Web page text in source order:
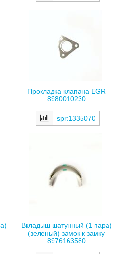
Прокладка клапана EGR
8980010230
spr:1335070
Вкладыш шатунный (1 пара)
(зеленый) замок к замку
8976163580